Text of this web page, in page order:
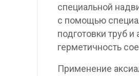
специальной
с помощью
подготовки труб
герметичность
Применение